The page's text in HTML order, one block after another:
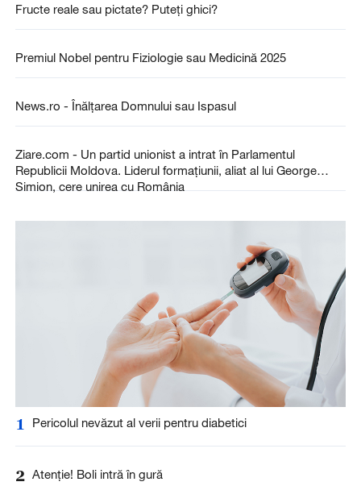
Fructe reale sau pictate? Puteți ghici?
Premiul Nobel pentru Fiziologie sau Medicină 2025
News.ro - Înălţarea Domnului sau Ispasul
Ziare.com - Un partid unionist a intrat în Parlamentul
Republicii Moldova. Liderul formațiunii, aliat al lui George
Simion, cere unirea cu România
1 Pericolul nevăzut al verii pentru diabetici
2 Atenție! Boli intră în gură